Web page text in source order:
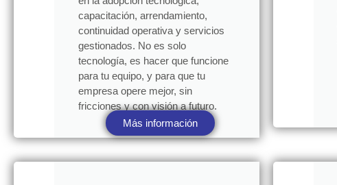
capacitación, arrendamiento,
continuidad operativa y servicios
gestionados. No es solo
tecnología, es hacer que funcione
para tu equipo, y para que tu
empresa opere mejor, sin
fricciones y con visión a futuro.
Más información